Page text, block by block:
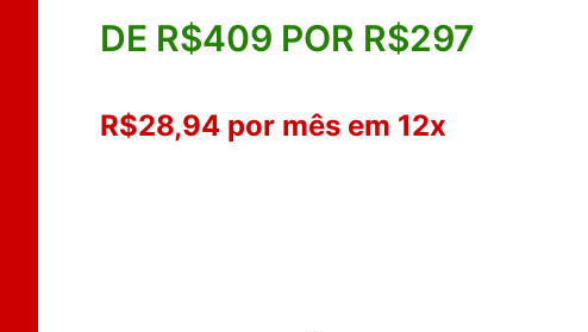
DE R$409 POR R$297
R$28,94 por mês em 12x